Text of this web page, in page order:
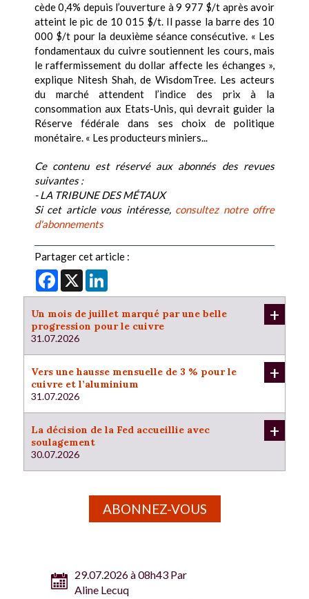
cède 0,4% depuis l’ouverture à 9 977 $/t après avoir
atteint le pic de 10 015 $/t. Il passe la barre des 10
000 $/t pour la deuxième séance consécutive. « Les
fondamentaux du cuivre soutiennent les cours, mais
le raffermissement du dollar affecte les échanges »,
explique Nitesh Shah, de WisdomTree. Les acteurs
du marché attendent l’indice des prix à la
consommation aux Etats-Unis, qui devrait guider la
Réserve fédérale dans ses choix de politique
monétaire. « Les producteurs miniers...
Ce contenu est réservé aux abonnés des revues
suivantes :
- LA TRIBUNE DES MÉTAUX
Si cet article vous intéresse, consultez notre offre
d'abonnements
Partager cet article :
Facebook
X
Un mois de juillet marqué par une belle
progression pour le cuivre
31.07.2026
+
Vers une hausse mensuelle de 3 % pour le
cuivre et l’aluminium
31.07.2026
+
La décision de la Fed accueillie avec
soulagement
30.07.2026
+
ABONNEZ-VOUS
29.07.2026 à 08h43 Par
Aline Lecuq